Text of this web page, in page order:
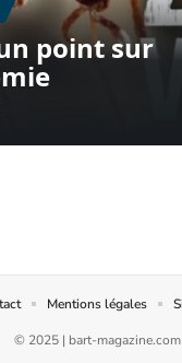
point sur
© 2025 | bart-magazine.com
Mentions légales